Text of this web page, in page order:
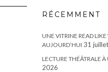
RÉCEMMENT
UNE VITRINE READ
AUJOURD’HUI 31
LECTURE THÉÂTRALE
2026